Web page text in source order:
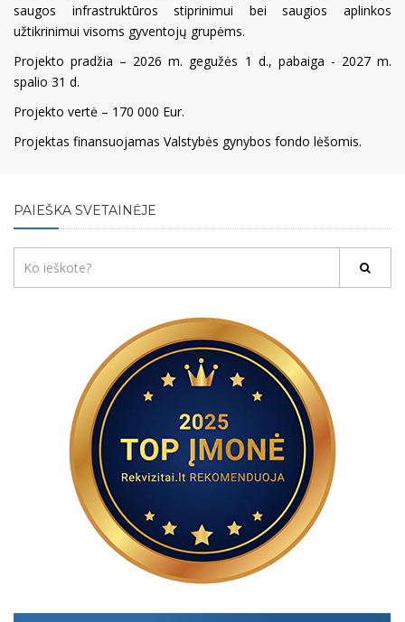
saugos infrastruktūros stiprinimui bei saugios aplinkos
užtikrinimui visoms gyventojų grupėms.
Projekto pradžia – 2026 m. gegužės 1 d., pabaiga - 2027 m.
spalio 31 d.
Projekto vertė – 170 000 Eur.
Projektas finansuojamas Valstybės gynybos fondo lėšomis.
PAIEŠKA SVETAINĖJE